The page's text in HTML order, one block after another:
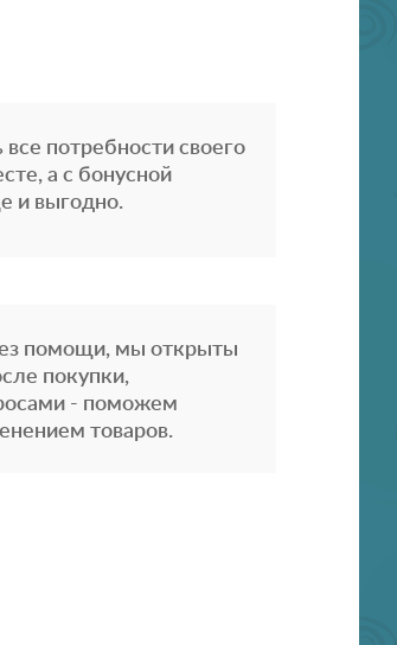
потребности своего
а с бонусной
и выгодно.
помощи, мы открыты
покупки,
- поможем
товаров.